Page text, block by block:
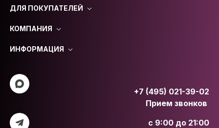
ДЛЯ ПОКУПАТЕЛЕЙ
КОМПАНИЯ
ИНФОРМАЦИЯ
+7 (495) 021-39-02
Прием звонков
с 9:00 до 21:00